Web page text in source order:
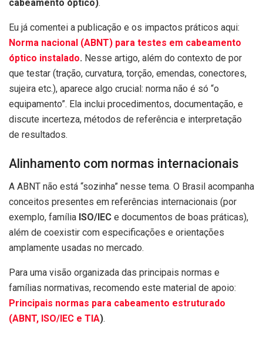
cabeamento óptico).
Eu já comentei a publicação e os impactos práticos aqui:
Norma nacional (ABNT) para testes em cabeamento
óptico instalado. Nesse artigo, além do contexto de por
que testar (tração, curvatura, torção, emendas, conectores,
sujeira etc.), aparece algo crucial: norma não é só “o
equipamento”. Ela inclui procedimentos, documentação, e
discute incerteza, métodos de referência e interpretação
de resultados.
Alinhamento com normas internacionais
A ABNT não está “sozinha” nesse tema. O Brasil acompanha
conceitos presentes em referências internacionais (por
exemplo, família ISO/IEC e documentos de boas práticas),
além de coexistir com especificações e orientações
amplamente usadas no mercado.
Para uma visão organizada das principais normas e
famílias normativas, recomendo este material de apoio:
Principais normas para cabeamento estruturado
(ABNT, ISO/IEC e TIA).